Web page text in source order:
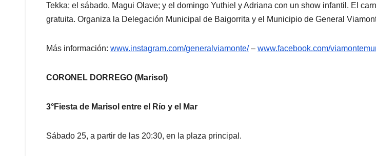
Tekka; el sábado, Magui Olave; y el domingo Yuthiel y Adriana con un show infantil. El
gratuita. Organiza la Delegación Municipal de Baigorrita y el Municipio de General
Más información: www.instagram.com/generalviamonte/– www.facebook.com/
CORONEL DORREGO (Marisol)
3°Fiesta de Marisol entre el Río y el Mar
Sábado 25, a partir de las 20:30, en la plaza principal.